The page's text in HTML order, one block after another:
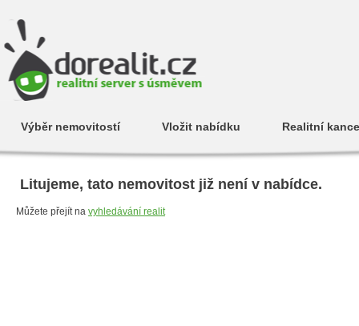
Výběr nemovitostí Vložit nabídku Realitní
Litujeme, tato nemovitost již není v nabídce.
Můžete přejít na vyhledávání realit